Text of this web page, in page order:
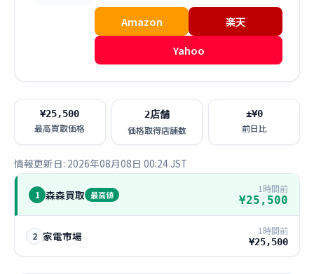
Amazon
楽天
Yahoo
¥25,500
最高買取価格
2店舗
価格取得店舗数
±¥0
前日比
情報更新日: 2026年08月08日 00:24 JST
1 森森買取 最高値
1時間前
¥25,500
2 家電市場 1時間前
¥25,500